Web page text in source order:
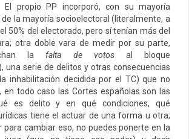
El propio PP incorporó, con su mayoría
la mayoría socioelectoral (literalmente, a
50% del electorado, pero sí tenían más del
otra doble vara de medir por su parte,
la falta de votosal bloque
una serie de delitos y otras consecuencias
inhabilitación decidida por el TC) que no
en todo caso las Cortes españolas son las
es delito y en qué condiciones, qué
tiene el actuar de una forma u otra;
para cambiar eso, no puedes ponerte en la